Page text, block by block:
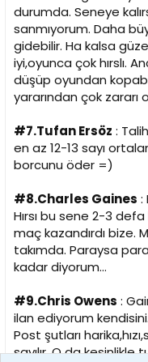
durumda. Seneye
sanmıyorum. Daha
gidebilir. Ha kalsa
iyi,oyunca çok hırslı.
düşüp oyundan
yararından çok zararı
#7.Tufan Ersöz :
en az 12-13 sayı
borcunu öder =)
#8.Charles Gaines :
Hırsı bu sene 2-3
maç kazandırdı bize.
takımda. Paraysa
kadar diyorum...
#9.Chris Owens :
ilan ediyorum
Post şutları
sayılır. O da kesinlikle